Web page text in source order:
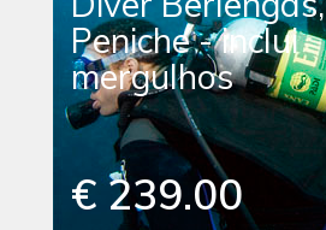
Peniche - inclui
mergulhos
€ 239.00